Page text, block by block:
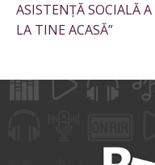
ASISTENȚĂ SOCIALĂ
LA TINE ACASĂ”